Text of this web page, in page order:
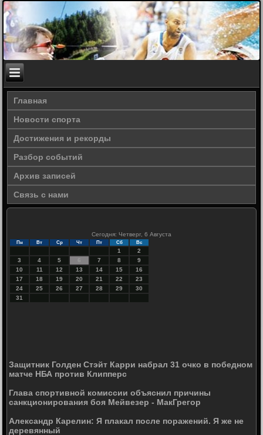
Главная
Новости спорта
Достижения и рекорды
Разбор событий
Архив записей
Связь с нами
Сегодня: Четверг, 6 Августа
Пн Вт Ср Чт Пт Сб Вс
1
2
3
4 5 6 7 8
9
10
11 12 13 14 15
16
17
18 19 20 21 22
23
24
25 26 27 28 29
30
31
Защитник Голден Стэйт Карри набрал 31 очко в победном
матче НБА против Клипперс
Глава спортивной комиссии объяснил причины
санкционирования боя Мейвезер - МакГрегор
Александр Карелин: Я плакал после поражений. Я же не
деревянный